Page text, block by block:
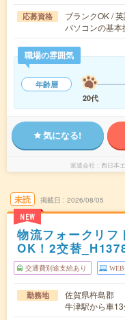
応募資格
ブランクOK /
パソコンの基
職場の雰囲気
年齢層
20代
気になる!
派遣会社 西日本
未読
NEW
掲載日 2026/08/05
物流フォークリフ
OK！2交替
交通費別途支給あり
勤務地
佐賀県杵島郡
牛津駅から車